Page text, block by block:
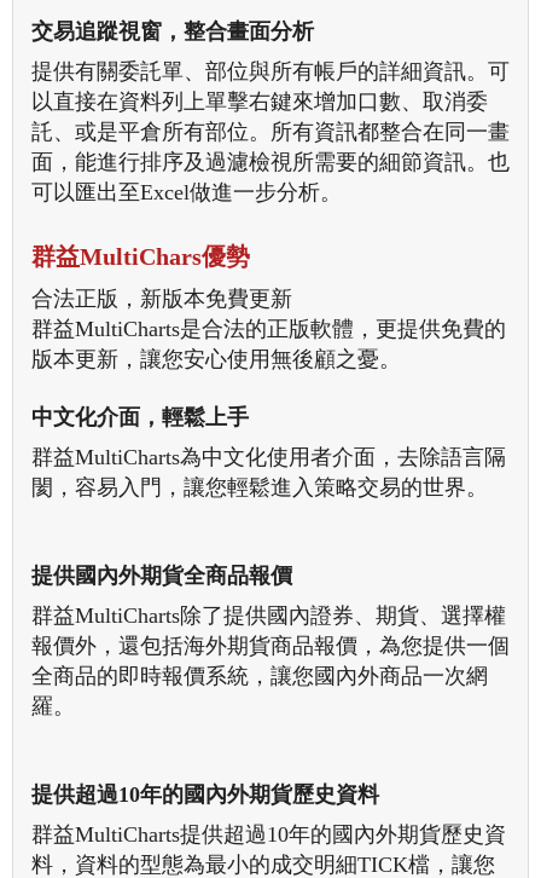
交易追蹤視窗，整合畫面分析
提供有關委託單、部位與所有帳戶的詳細資訊。可
以直接在資料列上單擊右鍵來增加口數、取消委
託、或是平倉所有部位。所有資訊都整合在同一畫
面，能進行排序及過濾檢視所需要的細節資訊。也
可以匯出至Excel做進一步分析。
群益MultiChars優勢
合法正版，新版本免費更新
群益MultiCharts是合法的正版軟體，更提供免費的
版本更新，讓您安心使用無後顧之憂。
中文化介面，輕鬆上手
群益MultiCharts為中文化使用者介面，去除語言隔
閡，容易入門，讓您輕鬆進入策略交易的世界。
提供國內外期貨全商品報價
群益MultiCharts除了提供國內證券、期貨、選擇權
報價外，還包括海外期貨商品報價，為您提供一個
全商品的即時報價系統，讓您國內外商品一次網
羅。
提供超過10年的國內外期貨歷史資料
群益MultiCharts提供超過10年的國內外期貨歷史資
料，資料的型態為最小的成交明細TICK檔，讓您